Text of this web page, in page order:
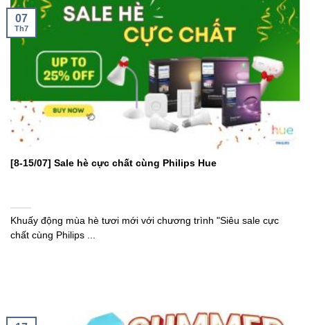
[8-15/07] Sale hè cực chất cùng Philips Hue
Khuấy động mùa hè tươi mới với chương trình "Siêu sale cực
chất cùng Philips ...
07
Th7